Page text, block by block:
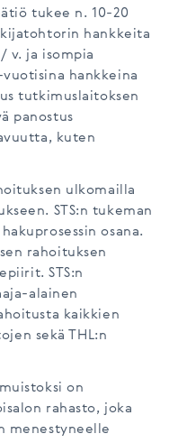
tukee n. 10-20
hankkeita
v. ja isompia
hankkeina
tutkimuslaitoksen
panostus
kuten
ulkomailla
STS:n tukeman
osana.
rahoituksen
STS:n
alainen
kaikkien
sekä THL:n
on
rahasto, joka
menestyneelle